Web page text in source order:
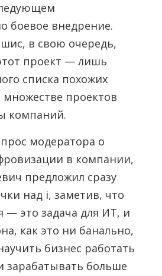
боевое внедрение.
в свою очередь,
проект — лишь
списка похожих
проектов
компаний.
модератора о
в компании,
предложил сразу
над i, заметив, что
— это задача для ИТ, и
как это ни банально,
бизнес работать
зарабатывать больше